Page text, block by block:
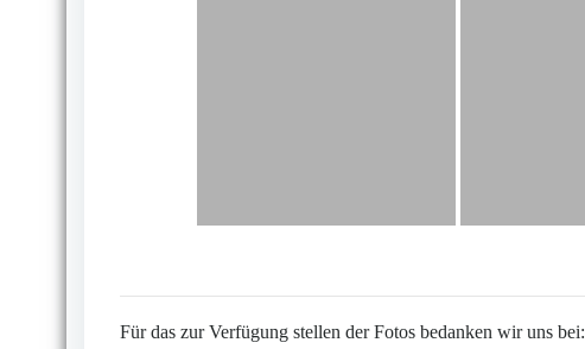
Für das zur Verfügung stellen der Fotos bedanken wir uns bei: